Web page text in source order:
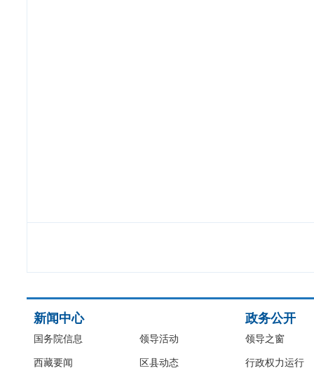
新闻中心
国务院信息
西藏要闻
领导活动
区县动态
政务公开
领导之窗
行政权力运行